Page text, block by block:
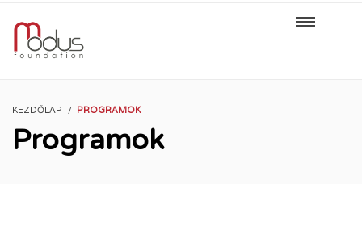
KEZDŐLAP PROGRAMOK
Programok